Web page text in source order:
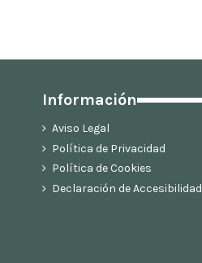
Información
Aviso Legal
Política de Privacidad
Política de Cookies
Declaración de Accesibilidad